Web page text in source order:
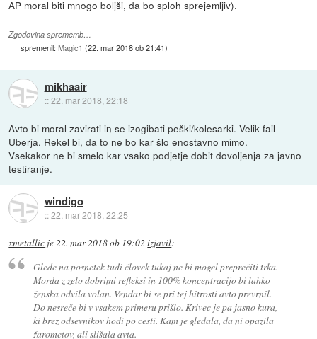
AP moral biti mnogo boljši, da bo sploh sprejemljiv).
Zgodovina sprememb…
spremenil:Magic1 (22. mar 2018 ob 21:41)
mikhaair
::22. mar 2018, 22:18
Avto bi moral zavirati in se izogibati peški/kolesarki. Velik fail
Uberja. Rekel bi, da to ne bo kar šlo enostavno mimo.
Vsekakor ne bi smelo kar vsako podjetje dobit dovoljenja za javno
testiranje.
windigo
::22. mar 2018, 22:25
xmetallic je22. mar 2018 ob 19:02 izjavil:
Glede na posnetek tudi človek tukaj ne bi mogel preprečiti trka.
Morda z zelo dobrimi refleksi in 100% koncentracijo bi lahko
ženska odvila volan. Vendar bi se pri tej hitrosti avto prevrnil.
Do nesreče bi v vsakem primeru prišlo. Krivec je pa jasno kura,
ki brez odsevnikov hodi po cesti. Kam je gledala, da ni opazila
žarometov, ali slišala avta.